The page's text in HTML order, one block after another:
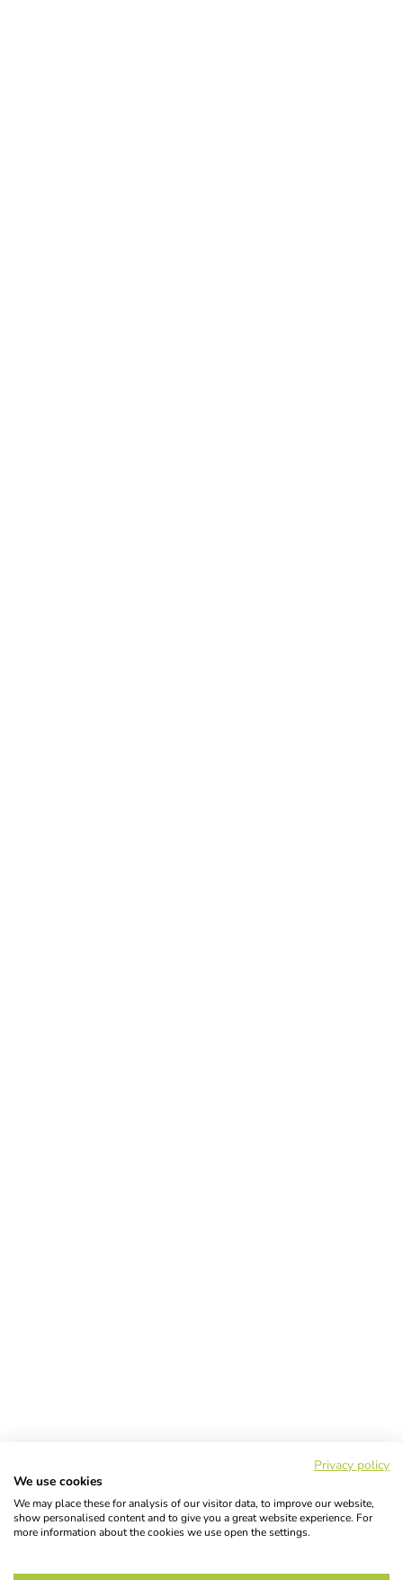
Privacy policy
We use cookies
We may place these for analysis of our visitor data, to improve our website,
show personalised content and to give you a great website experience. For
more information about the cookies we use open the settings.